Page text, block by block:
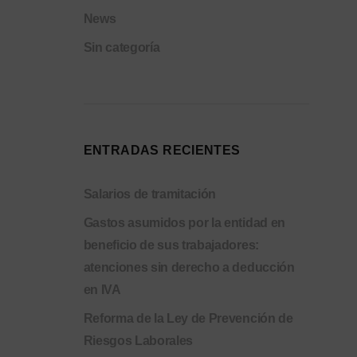
News
Sin categoría
ENTRADAS RECIENTES
Salarios de tramitación
Gastos asumidos por la entidad en
beneficio de sus trabajadores:
atenciones sin derecho a deducción
en IVA
Reforma de la Ley de Prevención de
Riesgos Laborales